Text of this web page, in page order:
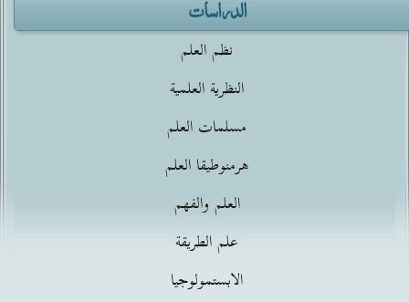
الدراسات
نظم العلم
النظرية العلمية
مسلمات العلم
هرمنوطيقا العلم
العلم والفهم
علم الطريقة
الابستمولوجيا